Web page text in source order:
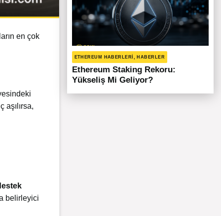
en çok
aşılırsa,
belirleyici
ETHEREUM HABERLERI, HABERLER
Ethereum Staking Rekoru:
Yükseliş Mi Geliyor?